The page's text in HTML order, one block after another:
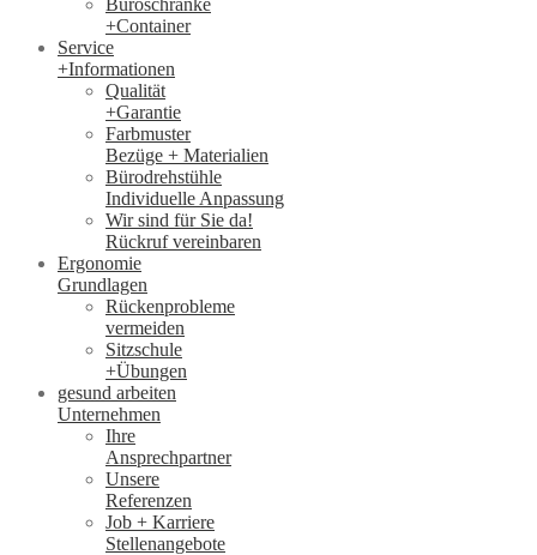
+Container
Service
+Informationen
Qualität
+Garantie
Farbmuster
Bezüge + Materialien
Bürodrehstühle
Individuelle Anpassung
Wir sind für Sie da!
Rückruf vereinbaren
Ergonomie
Grundlagen
Rückenprobleme
vermeiden
Sitzschule
+Übungen
gesund arbeiten
Unternehmen
Ihre
Ansprechpartner
Unsere
Referenzen
Job + Karriere
Stellenangebote